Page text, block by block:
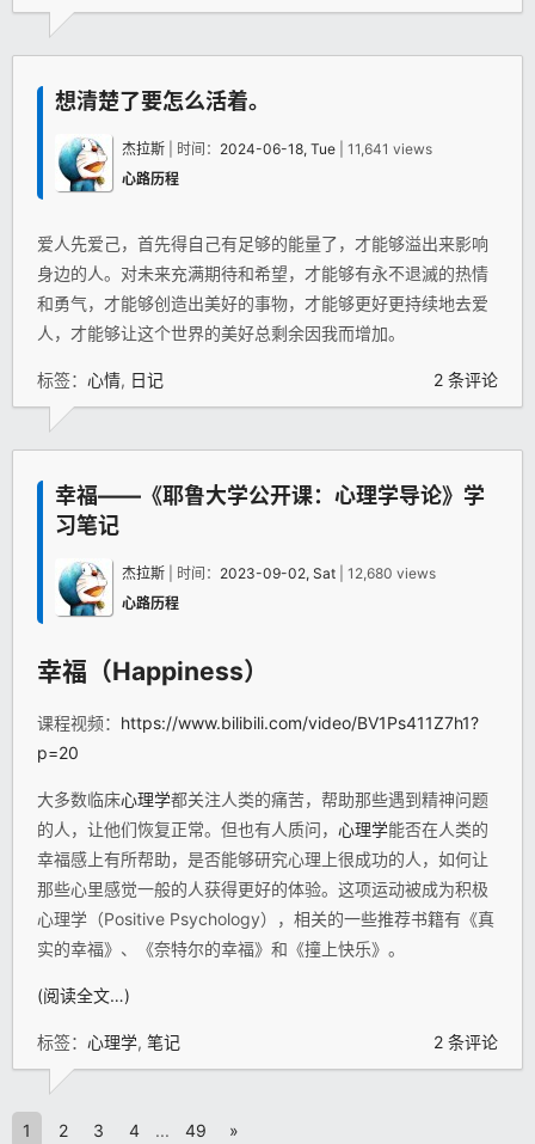
想清楚了要怎么活着。
杰拉斯 | 时间： 2024-06-18, Tue | 11,641 views
心路历程
爱人先爱己，首先得自己有足够的能量了，才能够溢出来影响
身边的人。对未来充满期待和希望，才能够有永不退滅的热情
和勇气，才能够创造出美好的事物，才能够更好更持续地去爱
人，才能够让这个世界的美好总剩余因我而增加。
标签： 心情, 日记 2 条评论
幸福——《耶鲁大学公开课：心理学导论》学
习笔记
杰拉斯 | 时间： 2023-09-02, Sat | 12,680 views
心路历程
幸福（Happiness）
课程视频： https://www.bilibili.com/video/BV1Ps411Z7h1?
p=20
大多数临床心理学都关注人类的痛苦，帮助那些遇到精神问题
的人，让他们恢复正常。但也有人质问， 心理学能否在人类的
幸福感上有所帮助，是否能够研究心理上很成功的人，如何让
那些心里感觉一般的人获得更好的体验。这项运动被成为积极
心理学（Positive Psychology），相关的一些推荐书籍有《真
实的幸福》、《奈特尔的幸福》和《撞上快乐》。
(阅读全文…)
标签： 心理学, 笔记 2 条评论
1 2 3 4 ... 49 »